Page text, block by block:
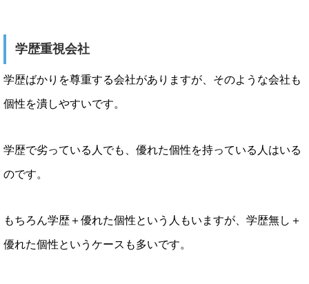
学歴重視会社
学歴ばかりを尊重する会社がありますが、そのような会社も
個性を潰しやすいです。
学歴で劣っている人でも、優れた個性を持っている人はいる
のです。
もちろん学歴＋優れた個性という人もいますが、学歴無し＋
優れた個性というケースも多いです。